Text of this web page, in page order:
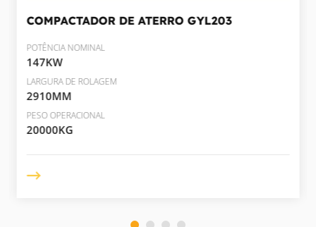
COMPACTADOR DE ATERROGYL203
POTÊNCIA NOMINAL
147KW
LARGURA DE ROLAGEM
2910MM
PESO OPERACIONAL
20000KG